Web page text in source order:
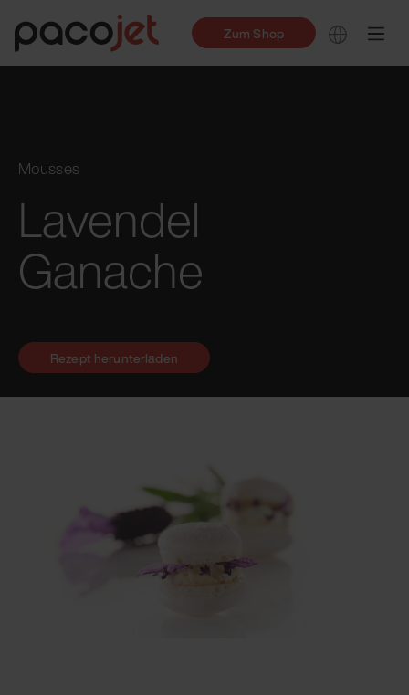
Zum Shop
Mousses
Lavendel
Ganache
Rezept herunterladen